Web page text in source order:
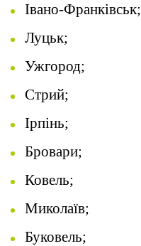
Івано-Франківськ;
Луцьк;
Ужгород;
Стрий;
Ірпінь;
Бровари;
Ковель;
Миколаїв;
Буковель;